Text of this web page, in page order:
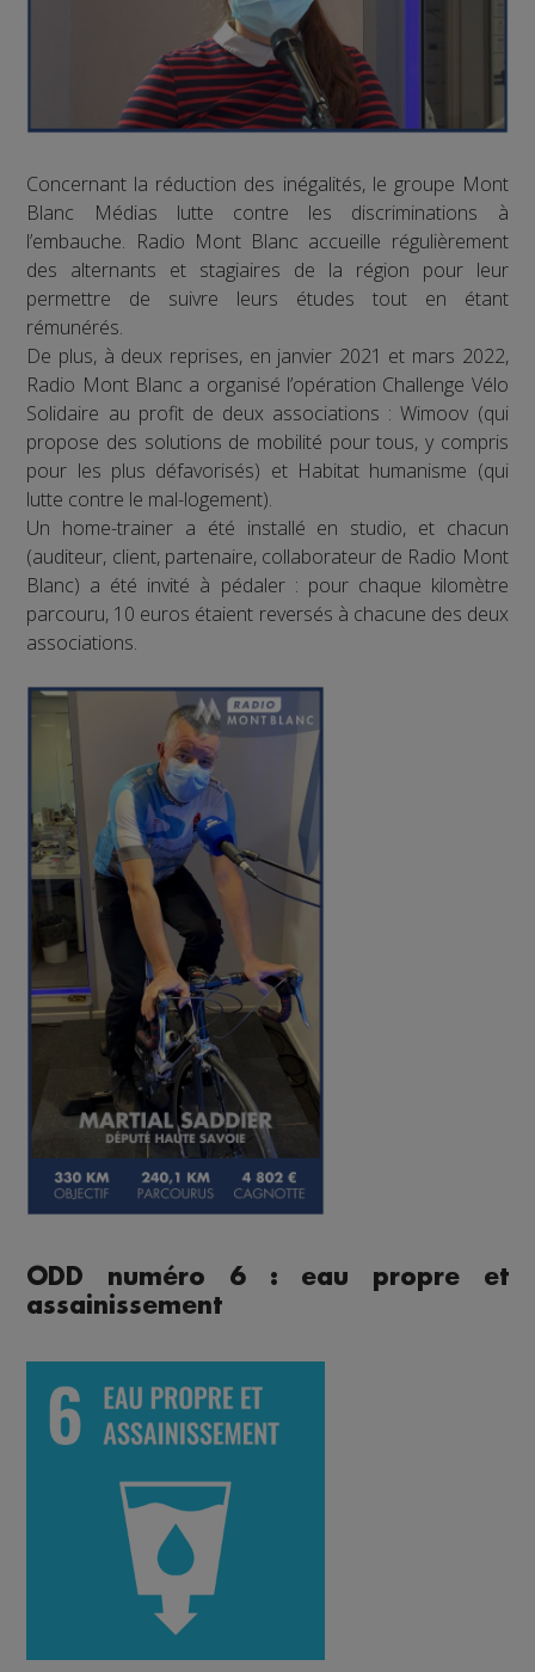
Concernant la réduction des inégalités, le groupe Mont
Blanc Médias lutte contre les discriminations à
l’embauche. Radio Mont Blanc accueille régulièrement
des alternants et stagiaires de la région pour leur
permettre de suivre leurs études tout en étant
rémunérés.
De plus, à deux reprises, en janvier 2021 et mars 2022,
Radio Mont Blanc a organisé l’opération Challenge Vélo
Solidaire au profit de deux associations : Wimoov (qui
propose des solutions de mobilité pour tous, y compris
pour les plus défavorisés) et Habitat humanisme (qui
lutte contre le mal-logement).
Un home-trainer a été installé en studio, et chacun
(auditeur, client, partenaire, collaborateur de Radio Mont
Blanc) a été invité à pédaler : pour chaque kilomètre
parcouru, 10 euros étaient reversés à chacune des deux
associations.
ODD numéro 6 : eau propre et
assainissement